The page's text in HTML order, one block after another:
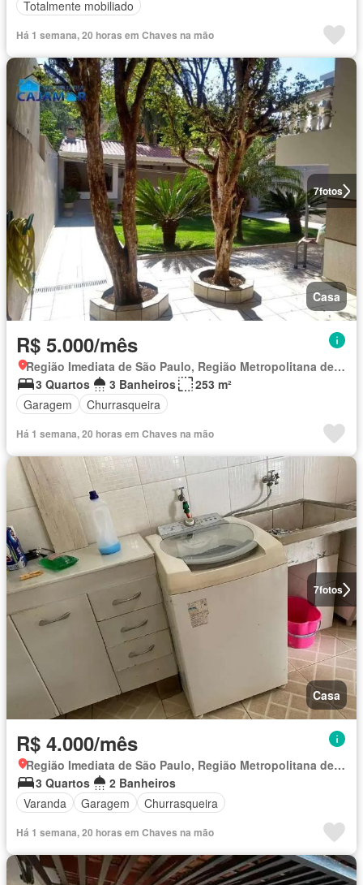
Totalmente mobiliado
Há 1 semana, 20 horas em Chaves na mão
7fotos
Casa
R$ 5.000/mês
Região Imediata de São Paulo, Região Metropolitana de São Paulo
3 Quartos
3 Banheiros
253 m²
Garagem
Churrasqueira
Há 1 semana, 20 horas em Chaves na mão
7fotos
Casa
R$ 4.000/mês
Região Imediata de São Paulo, Região Metropolitana de São Paulo
3 Quartos
2 Banheiros
Varanda
Garagem Churrasqueira
Há 1 semana, 20 horas em Chaves na mão